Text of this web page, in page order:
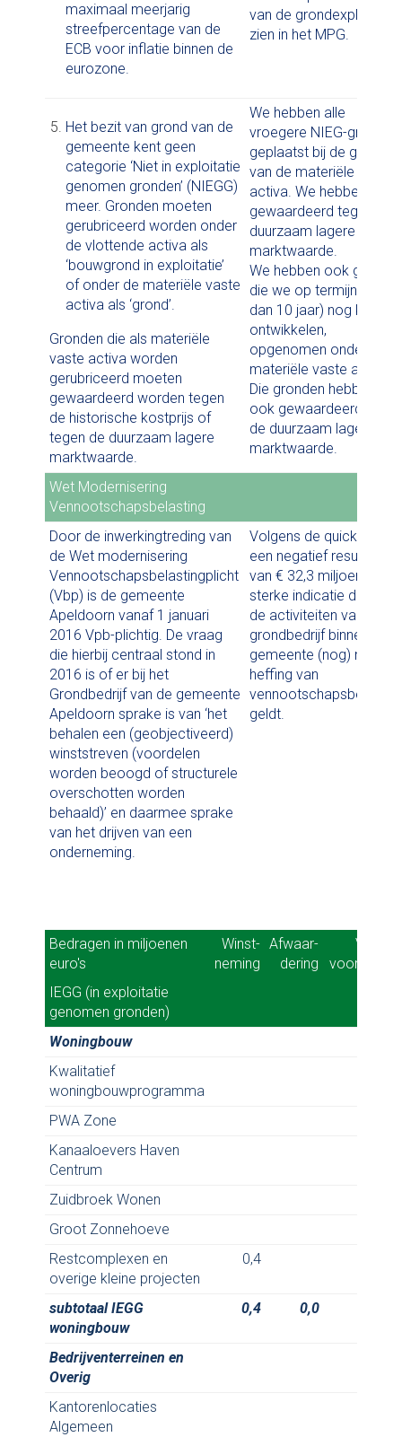
maximaal meerjarig
streefpercentage van de
ECB voor inflatie binnen de
eurozone.
van de
zien in het MPG.
Het bezit van grond van de
gemeente kent geen
categorie ‘Niet in exploitatie
genomen gronden’ (NIEGG)
meer. Gronden moeten
gerubriceerd worden onder
de vlottende activa als
‘bouwgrond in exploitatie’
of onder de materiële vaste
activa als ‘grond’.
Gronden die als materiële
vaste activa worden
gerubriceerd moeten
gewaardeerd worden tegen
de historische kostprijs of
tegen de duurzaam lagere
marktwaarde.
We hebben alle
vroegere NIEG-gronden
geplaatst bij de gronden
van de materiële vaste
activa. We hebben ze
gewaardeerd tegen de
duurzaam lagere
marktwaarde.
We hebben ook
die we op termijn
dan 10 jaar) nog kunnen
ontwikkelen,
opgenomen onder de
materiële vaste activa.
Die gronden hebben we
ook gewaardeerd tegen
de duurzaam lagere
marktwaarde.
Wet Modernisering
Vennootschapsbelasting
Door de inwerkingtreding van
de Wet modernisering
Vennootschapsbelastingplicht
(Vbp) is de gemeente
Apeldoorn vanaf 1 januari
2016 Vpb-plichtig. De vraag
die hierbij centraal stond in
2016 is of er bij het
Grondbedrijf van de gemeente
Apeldoorn sprake is van ‘het
behalen een (geobjectiveerd)
winststreven (voordelen
worden beoogd of structurele
overschotten worden
behaald)’ en daarmee sprake
van het drijven van een
onderneming.
Volgens de quickscan is
een negatief resultaat
van € 32,3 miljoen een
sterke indicatie dat voor
de activiteiten van het
grondbedrijf binnen
gemeente (nog) niet de
heffing van
geldt.
Bedragen in miljoenen
euro's
Winst-
neming
Afwaar-
dering
Verlies-
voorziening
IEGG (in exploitatie
genomen gronden)
Bedragen in miljoenen
euro's
Winst-
neming
Afwaar-
dering
Verlies-
voorziening
IEGG (in exploitatie
genomen gronden)
Woningbouw
Kwalitatief
woningbouwprogramma
PWA Zone
Kanaaloevers Haven
Centrum
Zuidbroek Wonen
Groot Zonnehoeve
Restcomplexen en
overige kleine projecten
0,4
subtotaal IEGG
woningbouw
0,4 0,0
Bedrijventerreinen en
Overig
Kantorenlocaties
Algemeen